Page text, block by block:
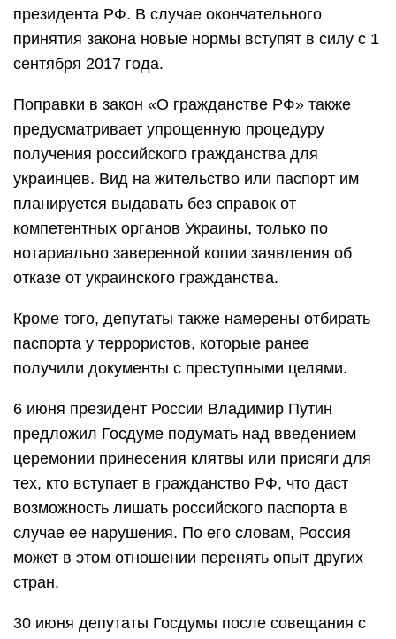
президента РФ. В случае окончательного
принятия закона новые нормы вступят в силу с 1
сентября 2017 года.
Поправки в закон «О гражданстве РФ» также
предусматривает упрощенную процедуру
получения российского гражданства для
украинцев. Вид на жительство или паспорт им
планируется выдавать без справок от
компетентных органов Украины, только по
нотариально заверенной копии заявления об
отказе от украинского гражданства.
Кроме того, депутаты также намерены отбирать
паспорта у террористов, которые ранее
получили документы с преступными целями.
6 июня президент России Владимир Путин
предложил Госдуме подумать над введением
церемонии принесения клятвы или присяги для
тех, кто вступает в гражданство РФ, что даст
возможность лишать российского паспорта в
случае ее нарушения. По его словам, Россия
может в этом отношении перенять опыт других
стран.
30 июня депутаты Госдумы после совещания с